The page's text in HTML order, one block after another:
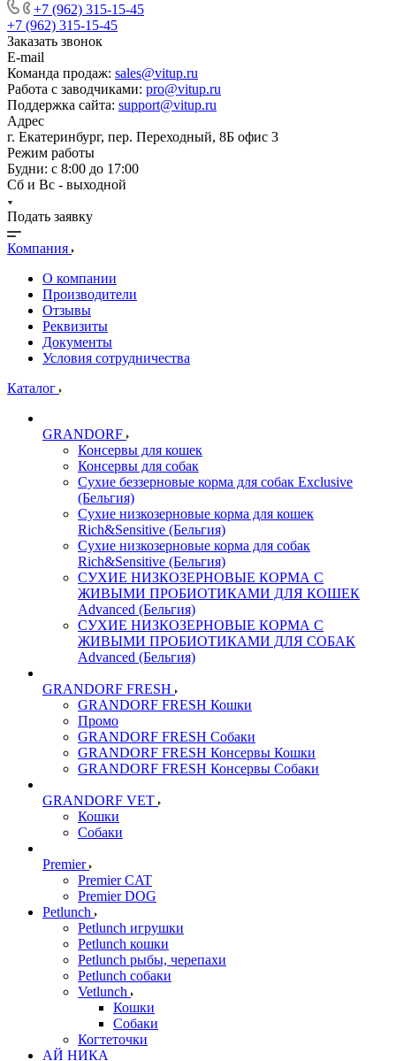
+7 (962) 315-15-45
+7 (962) 315-15-45
Заказать звонок
E-mail
Команда продаж: sales@vitup.ru
Работа с заводчиками: pro@vitup.ru
Поддержка сайта: support@vitup.ru
Адрес
г. Екатеринбург, пер. Переходный, 8Б офис 3
Режим работы
Будни: с 8:00 до 17:00
Сб и Вс - выходной
Подать заявку
Компания
О компании
Производители
Отзывы
Реквизиты
Документы
Условия сотрудничества
Каталог
GRANDORF
Консервы для кошек
Консервы для собак
Сухие беззерновые корма для собак Exclusive
(Бельгия)
Сухие низкозерновые корма для кошек
Rich&Sensitive (Бельгия)
Сухие низкозерновые корма для собак
Rich&Sensitive (Бельгия)
СУХИЕ НИЗКОЗЕРНОВЫЕ КОРМА С
ЖИВЫМИ ПРОБИОТИКАМИ ДЛЯ КОШЕК
Advanced (Бельгия)
СУХИЕ НИЗКОЗЕРНОВЫЕ КОРМА С
ЖИВЫМИ ПРОБИОТИКАМИ ДЛЯ СОБАК
Advanced (Бельгия)
GRANDORF FRESH
GRANDORF FRESH Кошки
Промо
GRANDORF FRESH Собаки
GRANDORF FRESH Консервы Кошки
GRANDORF FRESH Консервы Собаки
GRANDORF VET
Кошки
Собаки
Premier
Premier CAT
Premier DOG
Petlunch
Petlunch игрушки
Petlunch кошки
Petlunch рыбы, черепахи
Petlunch собаки
Vetlunch
Кошки
Собаки
Когтеточки
АЙ НИКА